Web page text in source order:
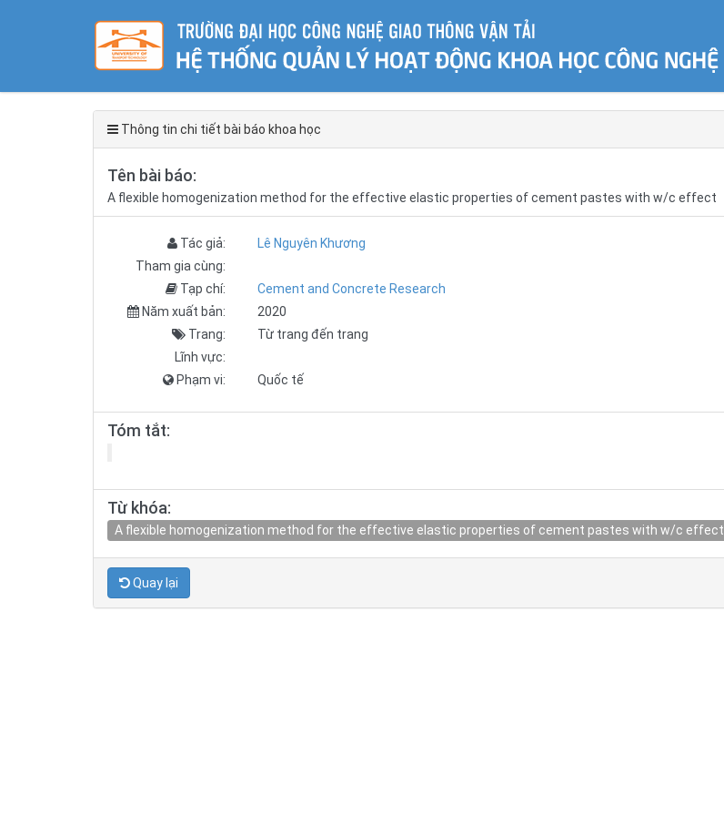
Thông tin chi tiết bài báo khoa học
Tên bài báo:
A flexible homogenization method for the effective elastic properties of cement pastes with w/c effect
Tác giả:
Lê Nguyên Khương
Tham gia cùng:
Tạp chí:
Cement and Concrete Research
Năm xuất bản:
2020
Trang:
Từ trang đến trang
Lĩnh vực:
Phạm vi:
Quốc tế
Tóm tắt:
Từ khóa:
A flexible homogenization method for the effective elastic properties of cement pastes with w/c effect
Quay lại